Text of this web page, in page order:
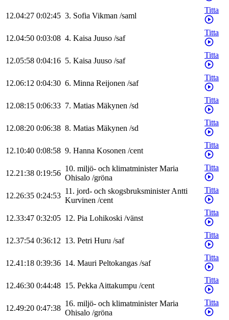
12.04:27 0:02:45 3. Sofia Vikman /saml
Titta
12.04:50 0:03:08 4. Kaisa Juuso /saf
Titta
12.05:58 0:04:16 5. Kaisa Juuso /saf
Titta
12.06:12 0:04:30 6. Minna Reijonen /saf
Titta
12.08:15 0:06:33 7. Matias Mäkynen /sd
Titta
12.08:20 0:06:38 8. Matias Mäkynen /sd
Titta
12.10:40 0:08:58 9. Hanna Kosonen /cent
Titta
12.21:38 0:19:56
10. miljö- och klimatminister Maria
Ohisalo /gröna
Titta
12.26:35 0:24:53
11. jord- och skogsbruksministerAntti
Kurvinen /cent
Titta
12.33:47 0:32:05 12. Pia Lohikoski /vänst
Titta
12.37:54 0:36:12 13. Petri Huru /saf
Titta
12.41:18 0:39:36 14. Mauri Peltokangas /saf
Titta
12.46:30 0:44:48 15. PekkaAittakumpu /cent
Titta
12.49:20 0:47:38
16. miljö- och klimatminister Maria
Ohisalo /gröna
Titta